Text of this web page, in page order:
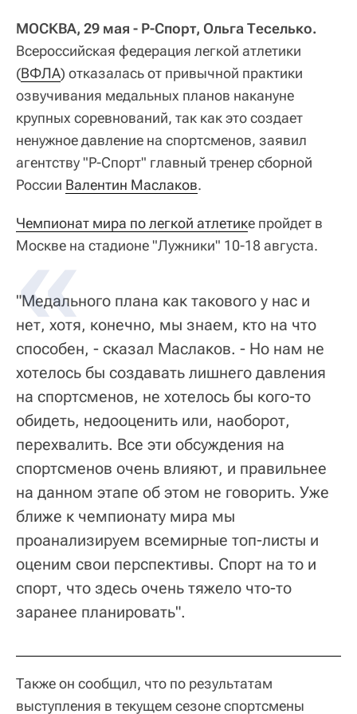
МОСКВА, 29 мая - Р-Спорт, Ольга Теселько.
Всероссийская федерация легкой атлетики
(ВФЛА) отказалась от привычной практики
озвучивания медальных планов накануне
крупных соревнований, так как это создает
ненужное давление на спортсменов, заявил
агентству "Р-Спорт" главный тренер сборной
России Валентин Маслаков.
Чемпионат мира по легкой атлетике пройдет в
Москве на стадионе "Лужники" 10-18 августа.
"Медального плана как такового у нас и
нет, хотя, конечно, мы знаем, кто на что
способен, - сказал Маслаков. - Но нам не
хотелось бы создавать лишнего давления
на спортсменов, не хотелось бы кого-то
обидеть, недооценить или, наоборот,
перехвалить. Все эти обсуждения на
спортсменов очень влияют, и правильнее
на данном этапе об этом не говорить. Уже
ближе к чемпионату мира мы
проанализируем всемирные топ-листы и
оценим свои перспективы. Спорт на то и
спорт, что здесь очень тяжело что-то
заранее планировать".
Также он сообщил, что по результатам
выступления в текущем сезоне спортсмены